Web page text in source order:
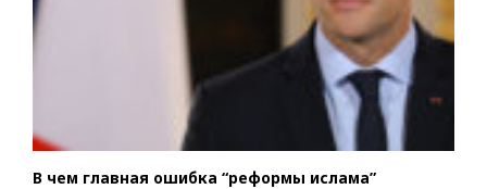
В чем главная ошибка “реформы ислама”